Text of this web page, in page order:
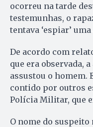
ocorreu na tarde
testemunhas, o
tentava ‘espiar’
De acordo com
que era observada,
assustou o homem.
contido por outros
Polícia Militar, que
O nome do